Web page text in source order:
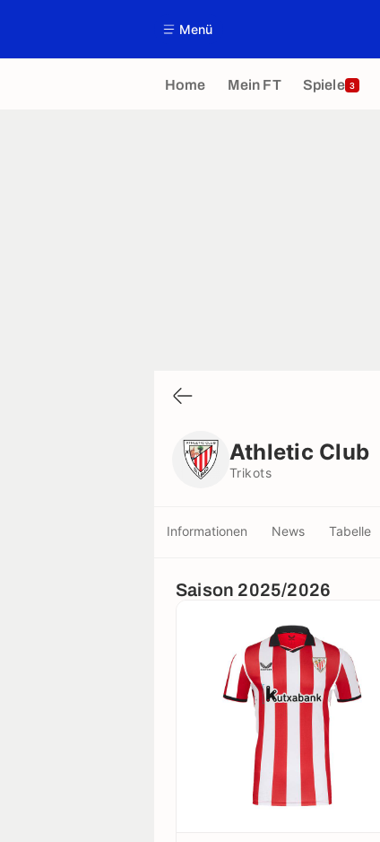
Menü
Home Mein FT Spiele 3
Athletic Club
Trikots
Informationen News Tabelle
Saison 2025/2026